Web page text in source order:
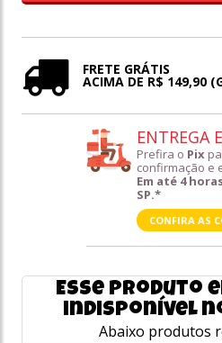
FRETE GRÁTIS
ACIMA DE R$ 149,90
ENTREGA
Prefira o Pix
confirmação e
Em até 4
SP.*
CONFIRA AS
Esse produto
indisponível
Abaixo produtos